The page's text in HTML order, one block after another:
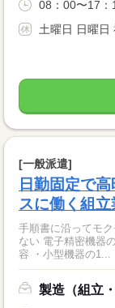
08：00〜17：
土曜日 日曜日
[一般派遣]
日勤固定で
スに働く組立
手順書に沿ってモ
ない 電子精密機器の組み
容 ・小型機器の1...
製造（組立・